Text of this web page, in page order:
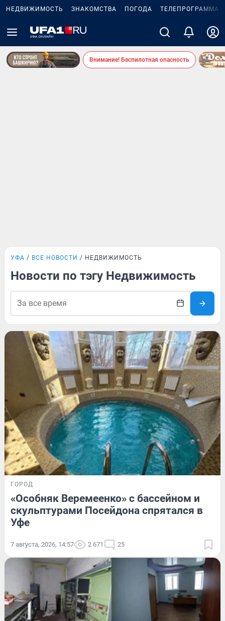
НЕДВИЖИМОСТЬ ЗНАКОМСТВА ПОГОДА ТЕЛЕПРОГРАММА
Внимание! Беспилотная опасность
УФА ВСЕ НОВОСТИ НЕДВИЖИМОСТЬ
Новости по тэгу Недвижимость
ГОРОД
«Особняк Веремеенко» с бассейном и
скульптурами Посейдона спрятался в
Уфе
7 августа, 2026, 14:57 2 671 25